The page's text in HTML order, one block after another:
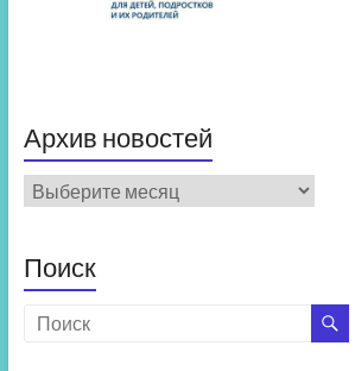
Архив новостей
Архив
новостей
Поиск